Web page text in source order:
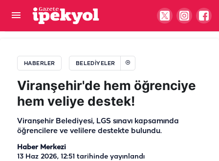
HABERLER BELEDIYELER
Viranşehir'de hem öğrenciye
hem veliye destek!
Viranşehir Belediyesi, LGS sınavı kapsamında
öğrencilere ve velilere destekte bulundu.
Haber Merkezi
13 Haz 2026, 12:51 tarihinde yayınlandı
Karaköprü'de bisiklet yolu çalışmaları devam